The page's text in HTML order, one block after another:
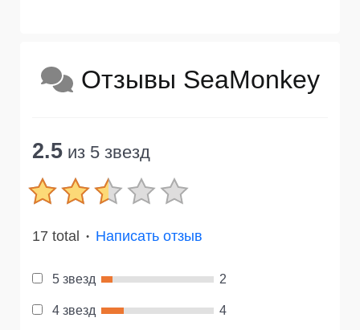
Отзывы SeaMonkey
2.5 из 5 звезд
17 total ● Написать отзыв
5 звезд 2
4 звезд 4